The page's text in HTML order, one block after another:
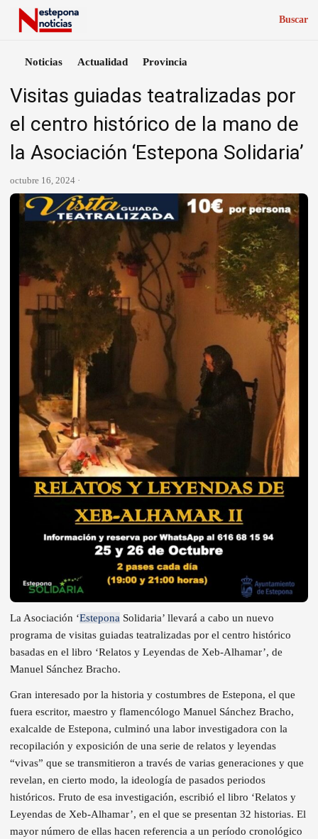
Buscar
Noticias Actualidad Provincia
Visitas guiadas teatralizadas por
el centro histórico de la mano de
la Asociación ‘Estepona Solidaria’
octubre 16, 2024 ·
La Asociación ‘Estepona Solidaria’ llevará a cabo un nuevo
programa de visitas guiadas teatralizadas por el centro histórico
basadas en el libro ‘Relatos y Leyendas de Xeb-Alhamar’, de
Manuel Sánchez Bracho.
Gran interesado por la historia y costumbres de Estepona, el que
fuera escritor, maestro y flamencólogo Manuel Sánchez Bracho,
exalcalde de Estepona, culminó una labor investigadora con la
recopilación y exposición de una serie de relatos y leyendas
“vivas” que se transmitieron a través de varias generaciones y que
revelan, en cierto modo, la ideología de pasados periodos
históricos. Fruto de esa investigación, escribió el libro ‘Relatos y
Leyendas de Xeb-Alhamar’, en el que se presentan 32 historias. El
mayor número de ellas hacen referencia a un período cronológico